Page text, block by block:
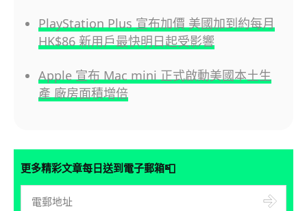
PlayStation Plus 宣布加價 美國加到約每月
HK$86 新用戶最快明日起受影響
Apple 宣布 Mac mini 正式啟動美國本土生
產 廠房面積增倍
更多精彩文章每日送到電子郵箱📮